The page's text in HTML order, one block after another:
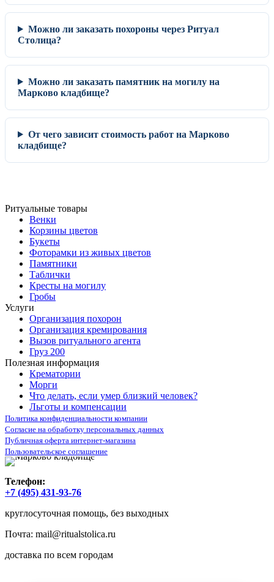
Можно ли заказать похороны через Ритуал
Столица?
Можно ли заказать памятник на могилу на
Марково кладбище?
От чего зависит стоимость работ на Марково
кладбище?
Ритуальные товары
Венки
Корзины цветов
Букеты
Фоторамки из живых цветов
Памятники
Таблички
Кресты на могилу
Гробы
Услуги
Организация похорон
Организация кремирования
Вызов ритуального агента
Груз 200
Полезная информация
Крематории
Морги
Что делать, если умер близкий человек?
Льготы и компенсации
Политика конфиденциальности компании
Согласие на обработку персональных данных
Публичная оферта интернет-магазина
Пользовательское соглашение
Телефон:
+7 (495) 431-93-76
круглосуточная помощь, без выходных
Почта: mail@ritualstolica.ru
доставка по всем городам